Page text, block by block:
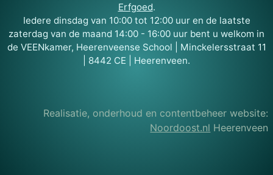
Erfgoed.
Iedere dinsdag van 10:00 tot 12:00 uur en de laatste
zaterdag van de maand 14:00 - 16:00 uur bent u welkom in
de VEENkamer, Heerenveense School | Minckelersstraat 11
| 8442 CE | Heerenveen.
Realisatie, onderhoud en contentbeheer website:
Noordoost.nl Heerenveen